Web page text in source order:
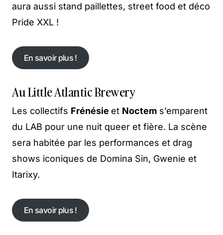
aura aussi stand paillettes, street food et déco
Pride XXL !
En savoir plus !
En savoir plus !
Au Little Atlantic Brewery
Les collectifs Frénésie et Noctem s’emparent
du LAB pour une nuit queer et fière. La scène
sera habitée par les performances et drag
shows iconiques de Domina Sin, Gwenie et
Itarixy.
En savoir plus !
En savoir plus !